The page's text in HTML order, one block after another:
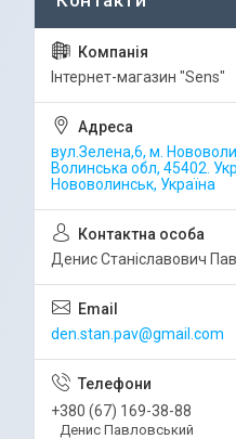
Iнтернет-магазин "Sens"
вул.Зелена,6, м.
Волинська обл, 45402.
Нововолинськ, Україна
Денис Станіславович
den.stan.pav@gmail.com
+380 (67) 169-38-88
Денис Павловський